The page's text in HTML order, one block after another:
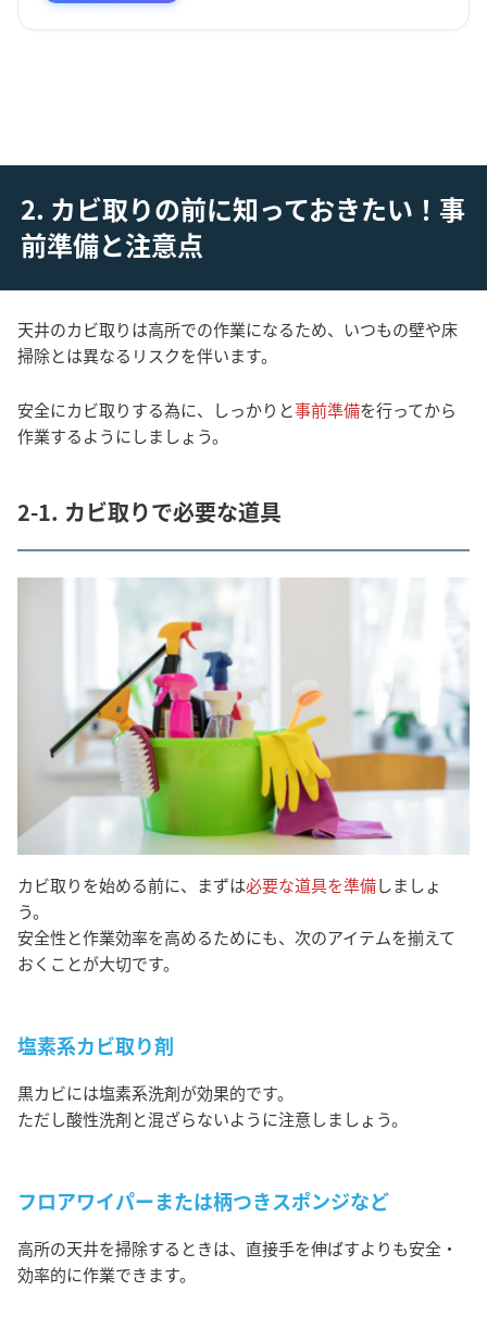
2. カビ取りの前に知っておきたい！事
前準備と注意点
天井のカビ取りは高所での作業になるため、いつもの壁や床
掃除とは異なるリスクを伴います。
安全にカビ取りする為に、しっかりと事前準備を行ってから
作業するようにしましょう。
2-1. カビ取りで必要な道具
カビ取りを始める前に、まずは必要な道具を準備しましょ
う。
安全性と作業効率を高めるためにも、次のアイテムを揃えて
おくことが大切です。
塩素系カビ取り剤
黒カビには塩素系洗剤が効果的です。
ただし酸性洗剤と混ざらないように注意しましょう。
フロアワイパーまたは柄つきスポンジなど
高所の天井を掃除するときは、直接手を伸ばすよりも安全・
効率的に作業できます。